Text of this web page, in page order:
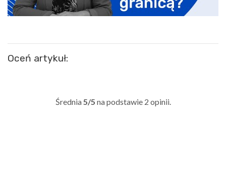
Oceń artykuł:
Średnia 5/5 na podstawie 2 opinii.